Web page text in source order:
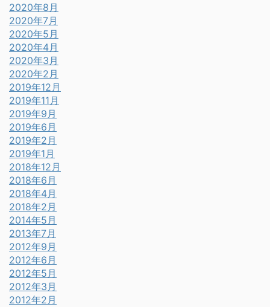
2020年8月
2020年7月
2020年5月
2020年4月
2020年3月
2020年2月
2019年12月
2019年11月
2019年9月
2019年6月
2019年2月
2019年1月
2018年12月
2018年6月
2018年4月
2018年2月
2014年5月
2013年7月
2012年9月
2012年6月
2012年5月
2012年3月
2012年2月